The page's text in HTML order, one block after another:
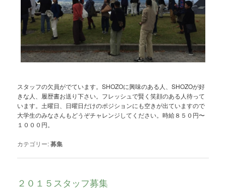
スタッフの欠員がでています。SHOZOに興味のある人、SHOZOが好
きな人、履歴書お送り下さい。フレッシュで賢く笑顔のある人待って
います。土曜日、日曜日だけのポジションにも空きが出ていますので
大学生のみなさんもどうぞチャレンジしてください。時給８５０円〜
１０００円。
カテゴリー:募集
２０１５スタッフ募集